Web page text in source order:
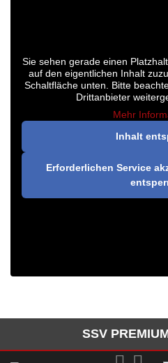
Sie sehen gerade einen
auf den eigentlichen Inhalt
Schaltfläche unten. Bitte
Drittanbieter
Mehr
Inhalt
Erforderlichen Service
SSV